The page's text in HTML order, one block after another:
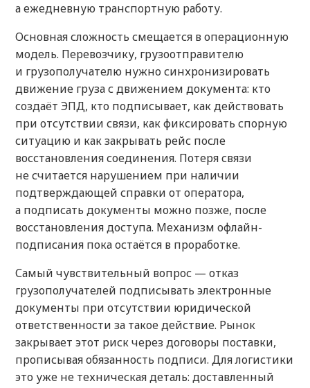
а ежедневную транспортную работу.
Основная сложность смещается в операционную
модель. Перевозчику, грузоотправителю
и грузополучателю нужно синхронизировать
движение груза с движением документа: кто
создаёт ЭПД, кто подписывает, как действовать
при отсутствии связи, как фиксировать спорную
ситуацию и как закрывать рейс после
восстановления соединения. Потеря связи
не считается нарушением при наличии
подтверждающей справки от оператора,
а подписать документы можно позже, после
восстановления доступа. Механизм офлайн-
подписания пока остаётся в проработке.
Самый чувствительный вопрос — отказ
грузополучателей подписывать электронные
документы при отсутствии юридической
ответственности за такое действие. Рынок
закрывает этот риск через договоры поставки,
прописывая обязанность подписи. Для логистики
это уже не техническая деталь: доставленный